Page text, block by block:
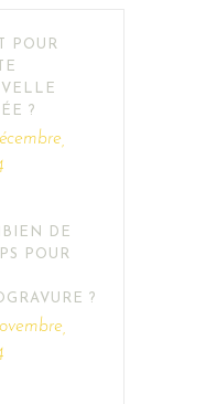
POUR
?
DE
POUR
?